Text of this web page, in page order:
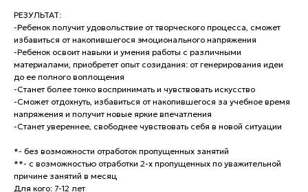
РЕЗУЛЬТАТ:
-Ребенок получит удовольствие от творческого процесса, сможет
избавиться от накопившегося эмоционального напряжения
-Ребенок освоит навыки и умения работы с различными
материалами, приобретет опыт созидания: от генерирования идеи
до ее полного воплощения
-Станет более тонко воспринимать и чувствовать искусство
-Сможет отдохнуть, избавиться от накопившегося за учебное время
напряжения и получит новые яркие впечатления
-Станет увереннее, свободнее чувствовать себя в новой ситуации
*- без возможности отработок пропущенных занятий
**- с возможностью отработки 2-х пропущенных по уважительной
причине занятий в месяц
Для кого: 7-12 лет